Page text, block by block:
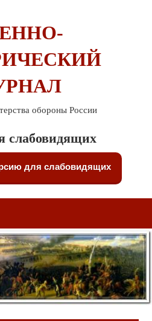
обороны России
слабовидящих
для слабовидящих